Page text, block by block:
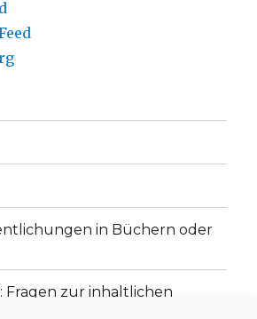
in Büchern oder
Fragen zur inhaltlichen